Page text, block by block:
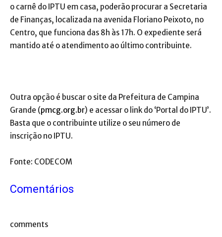
o carnê do IPTU em casa, poderão procurar a Secretaria
de Finanças, localizada na avenida Floriano Peixoto, no
Centro, que funciona das 8h às 17h. O expediente será
mantido até o atendimento ao último contribuinte.
Outra opção é buscar o site da Prefeitura de Campina
Grande (pmcg.org.br) e acessar o link do ‘Portal do IPTU’.
Basta que o contribuinte utilize o seu número de
inscrição no IPTU.
Fonte: CODECOM
Comentários
comments